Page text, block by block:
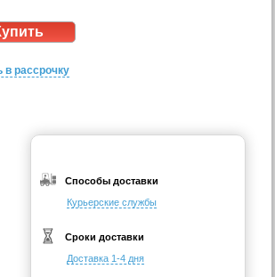
в рассрочку
Способы доставки
Курьерские службы
Сроки доставки
Доставка 1-4 дня